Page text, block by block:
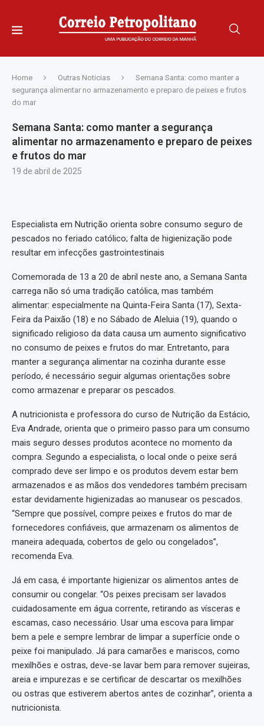
Home Outras Noticias
Semana Santa: como manter a
segurança alimentar no armazenamento e preparo de peixes e frutos
do mar
Semana Santa: como manter a segurança
alimentar no armazenamento e preparo de peixes
e frutos do mar
19 de abril de 2025
Especialista em Nutrição orienta sobre consumo seguro de
pescados no feriado católico; falta de higienização pode
resultar em infecções gastrointestinais
Comemorada de 13 a 20 de abril neste ano, a Semana Santa
carrega não só uma tradição católica, mas também
alimentar: especialmente na Quinta-Feira Santa (17), Sexta-
Feira da Paixão (18) e no Sábado de Aleluia (19), quando o
significado religioso da data causa um aumento significativo
no consumo de peixes e frutos do mar. Entretanto, para
manter a segurança alimentar na cozinha durante esse
período, é necessário seguir algumas orientações sobre
como armazenar e preparar os pescados.
A nutricionista e professora do curso de Nutrição da Estácio,
Eva Andrade, orienta que o primeiro passo para um consumo
mais seguro desses produtos acontece no momento da
compra. Segundo a especialista, o local onde o peixe será
comprado deve ser limpo e os produtos devem estar bem
armazenados e as mãos dos vendedores também precisam
estar devidamente higienizadas ao manusear os pescados.
“Sempre que possível, compre peixes e frutos do mar de
fornecedores confiáveis, que armazenam os alimentos de
maneira adequada, cobertos de gelo ou congelados”,
recomenda Eva.
Já em casa, é importante higienizar os alimentos antes de
consumir ou congelar. “Os peixes precisam ser lavados
cuidadosamente em água corrente, retirando as vísceras e
escamas, caso necessário. Usar uma escova para limpar
bem a pele e sempre lembrar de limpar a superfície onde o
peixe foi manipulado. Já para camarões e mariscos, como
mexilhões e ostras, deve-se lavar bem para remover sujeiras,
areia e impurezas e se certificar de descartar os mexilhões
ou ostras que estiverem abertos antes de cozinhar”, orienta a
nutricionista.